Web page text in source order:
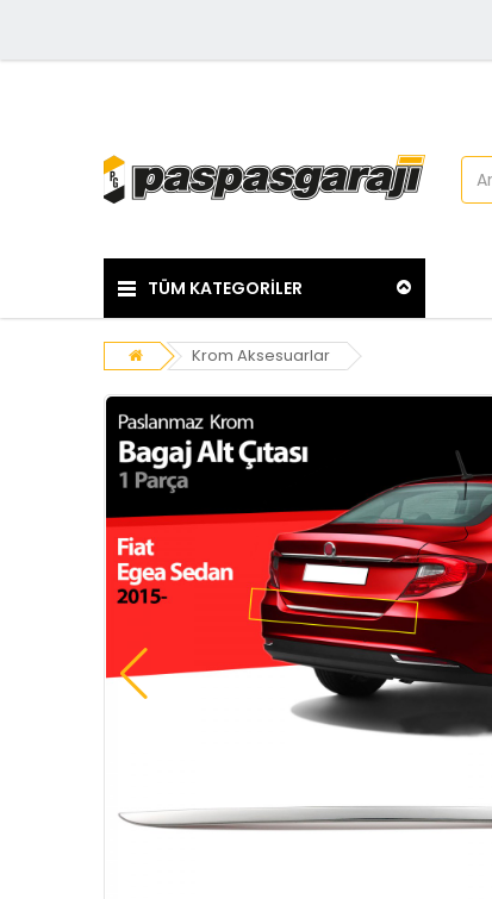
TÜM KATEGORİLER
Krom Aksesuarlar